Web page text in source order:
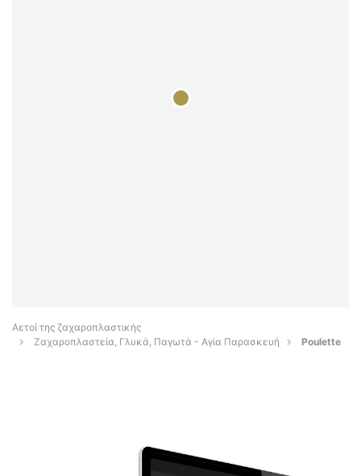
Αετοί της ζαχαροπλαστικής
Ζαχαροπλαστεία, Γλυκά, Παγωτά - Αγία Παρασκευή
Poulette